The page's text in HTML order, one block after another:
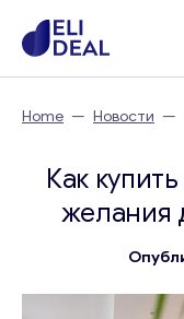
Home — Новости —
Как
желания